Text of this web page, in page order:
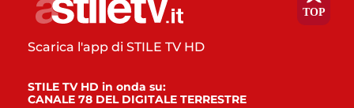
Scarica l'app di STILE TV HD
STILE TV HD in onda su:
CANALE 78 DEL DIGITALE TERRESTRE